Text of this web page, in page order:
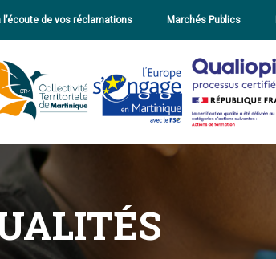
à l’écoute de vos réclamations Marchés Publics